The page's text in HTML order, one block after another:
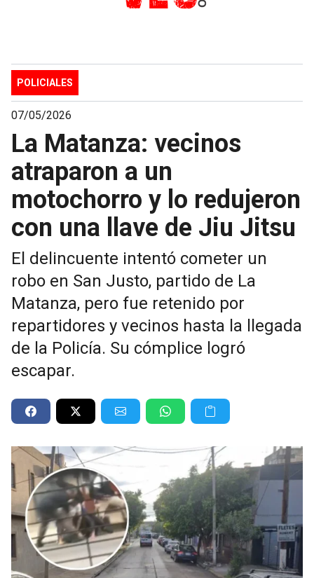
POLICIALES
07/05/2026
La Matanza: vecinos
atraparon a un
motochorro y lo redujeron
con una llave de Jiu Jitsu
El delincuente intentó cometer un
robo en San Justo, partido de La
Matanza, pero fue retenido por
repartidores y vecinos hasta la llegada
de la Policía. Su cómplice logró
escapar.